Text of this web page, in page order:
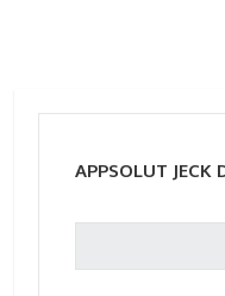
APPSOLUT JECK